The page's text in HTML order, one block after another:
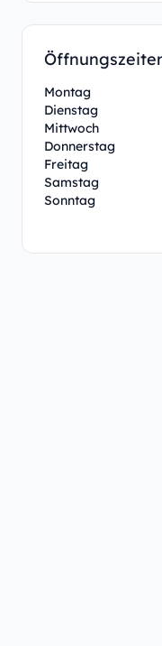
Montag
Dienstag
Mittwoch
Donnerstag
Freitag
Samstag
Sonntag